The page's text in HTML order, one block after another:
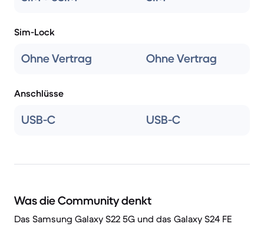
Sim-Lock
Ohne Vertrag Ohne Vertrag
Anschlüsse
USB-C USB-C
Was die Community denkt
Das Samsung Galaxy S22 5G und das Galaxy S24 FE